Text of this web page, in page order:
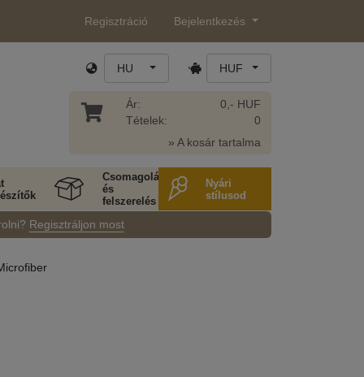
Regisztráció Bejelentkezés
HU HUF
Ár:
Tételek:
0,- HUF
0
» A kosár tartalma
Csomagolás
és
felszerelés
Nyári
stílusod
Regisztráljon most